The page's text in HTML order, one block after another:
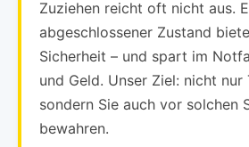
Zuziehen reicht oft nicht aus.
abgeschlossener Zustand
Sicherheit – und spart im
und Geld. Unser Ziel: nicht nur
sondern Sie auch vor solchen
bewahren.